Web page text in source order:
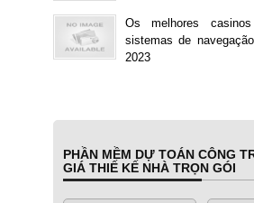
Os melhores
sistemas de
2023
PHẦN MỀM DỰ TOÁN CÔNG
GIÁ THIẾ KẾ NHÀ TRỌN GÓI